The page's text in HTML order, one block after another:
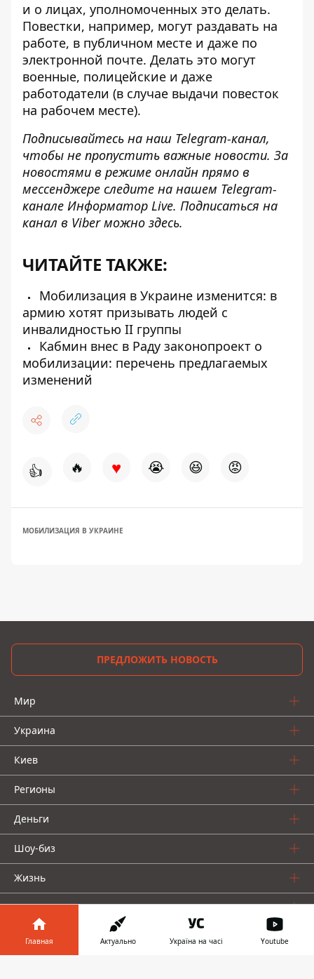
и о лицах, уполномоченных это делать.
Повестки, например, могут раздавать на
работе, в публичном месте и даже по
электронной почте. Делать это могут
военные, полицейские и даже
работодатели (в случае выдачи повесток
на рабочем месте).
Подписывайтесь на наш Telegram-канал,
чтобы не пропустить важные новости. За
новостями в режиме онлайн прямо в
мессенджере следите на нашем Telegram-
канале Информатор Live. Подписаться на
канал в Viber можно здесь.
ЧИТАЙТЕ ТАКЖЕ:
Мобилизация в Украине изменится: в
армию хотят призывать людей с
инвалидностью II группы
Кабмин внес в Раду законопроект о
мобилизации: перечень предлагаемых
изменений
👍 🔥 ♥ 😭 😆 😡
МОБИЛИЗАЦИЯ В УКРАИНЕ
ПРЕДЛОЖИТЬ НОВОСТЬ
Мир
Украина
Киев
Регионы
Деньги
Шоу-биз
Жизнь
О нас
Главная Актуально Україна на часі Youtube